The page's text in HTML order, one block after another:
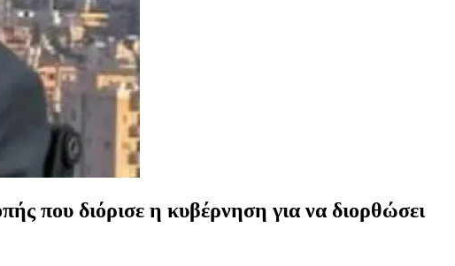
που διόρισε η κυβέρνηση για να διορθώσει